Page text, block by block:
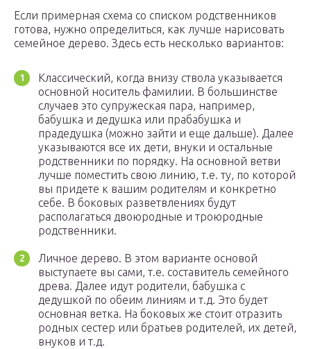
Если примерная схема со списком родственников
готова, нужно определиться, как лучше нарисовать
семейное дерево. Здесь есть несколько вариантов:
Классический, когда внизу ствола указывается
основной носитель фамилии. В большинстве
случаев это супружеская пара, например,
бабушка и дедушка или прабабушка и
прадедушка (можно зайти и еще дальше). Далее
указываются все их дети, внуки и остальные
родственники по порядку. На основной ветви
лучше поместить свою линию, т.е. ту, по которой
вы придете к вашим родителям и конкретно
себе. В боковых разветвлениях будут
располагаться двоюродные и троюродные
родственники.
Личное дерево. В этом варианте основой
выступаете вы сами, т.е. составитель семейного
древа. Далее идут родители, бабушка с
дедушкой по обеим линиям и т.д. Это будет
основная ветка. На боковых же стоит отразить
родных сестер или братьев родителей, их детей,
внуков и т.д.